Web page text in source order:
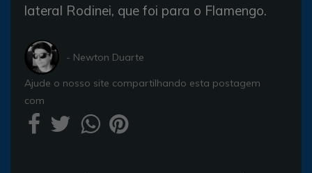
lateral Rodinei, que foi para o Flamengo.
- Newton Duarte
Ajude o nosso site compartilhando esta postagem
com